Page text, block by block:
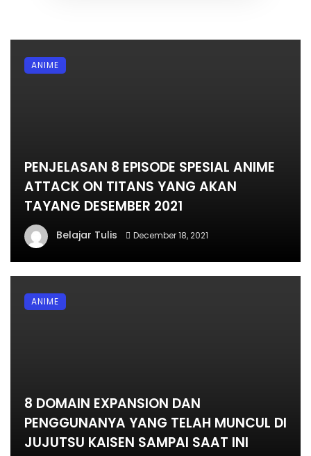
PENJELASAN 8 EPISODE SPESIAL ANIME
ATTACK ON TITANS YANG AKAN
TAYANG DESEMBER 2021
Belajar Tulis December 18, 2021
ANIME
8 DOMAIN EXPANSION DAN
PENGGUNANYA YANG TELAH MUNCUL DI
JUJUTSU KAISEN SAMPAI SAAT INI
ANIME